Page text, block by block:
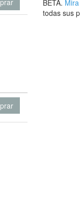
BETA.
todas sus